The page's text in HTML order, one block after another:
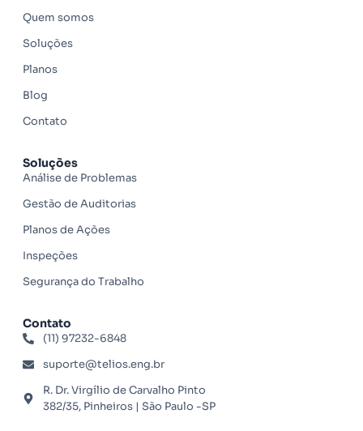
Quem somos
Soluções
Planos
Blog
Contato
Soluções
Análise de Problemas
Gestão de Auditorias
Planos de Ações
Inspeções
Segurança do Trabalho
Contato
(11) 97232-6848
suporte@telios.eng.br
R. Dr. Virgílio de Carvalho Pinto
382/35, Pinheiros | São Paulo -SP